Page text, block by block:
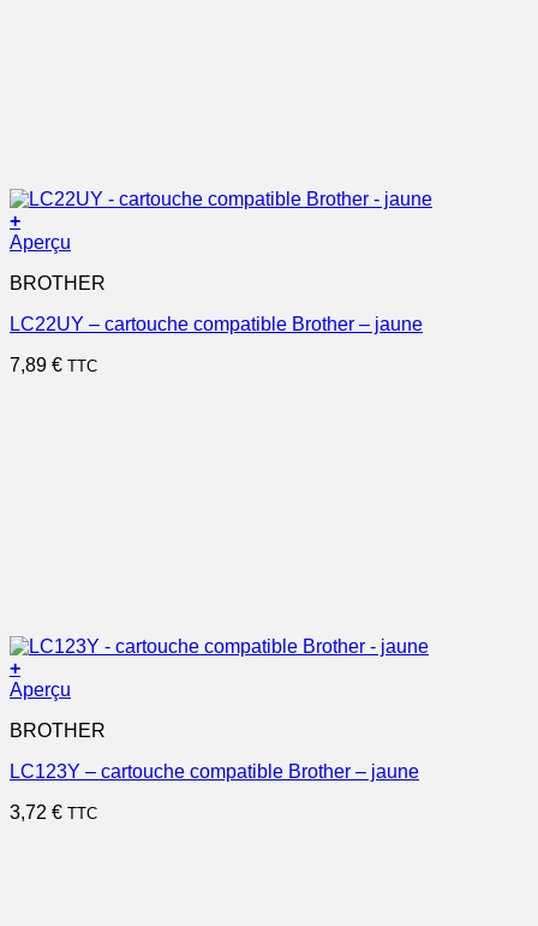
+
Aperçu
BROTHER
LC22UY – cartouche compatible Brother – jaune
7,89 € TTC
+
Aperçu
BROTHER
LC123Y – cartouche compatible Brother – jaune
3,72 € TTC